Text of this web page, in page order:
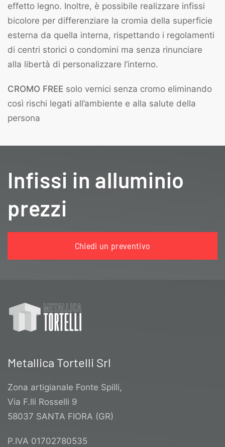
effetto legno. Inoltre, è possibile realizzare infissi
bicolore per differenziare la cromia della superficie
esterna da quella interna, rispettando i regolamenti
di centri storici o condomini ma senza rinunciare
alla libertà di personalizzare l’interno.
CROMO FREE solo vernici senza cromo eliminando
così rischi legati all’ambiente e alla salute della
persona
Infissi in alluminio
prezzi
Chiedi un preventivo
Metallica Tortelli Srl
Zona artigianale Fonte Spilli,
Via F.lli Rosselli 9
58037 SANTA FIORA (GR)
P.IVA 01702780535